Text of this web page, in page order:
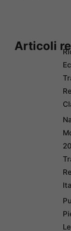
Articoli